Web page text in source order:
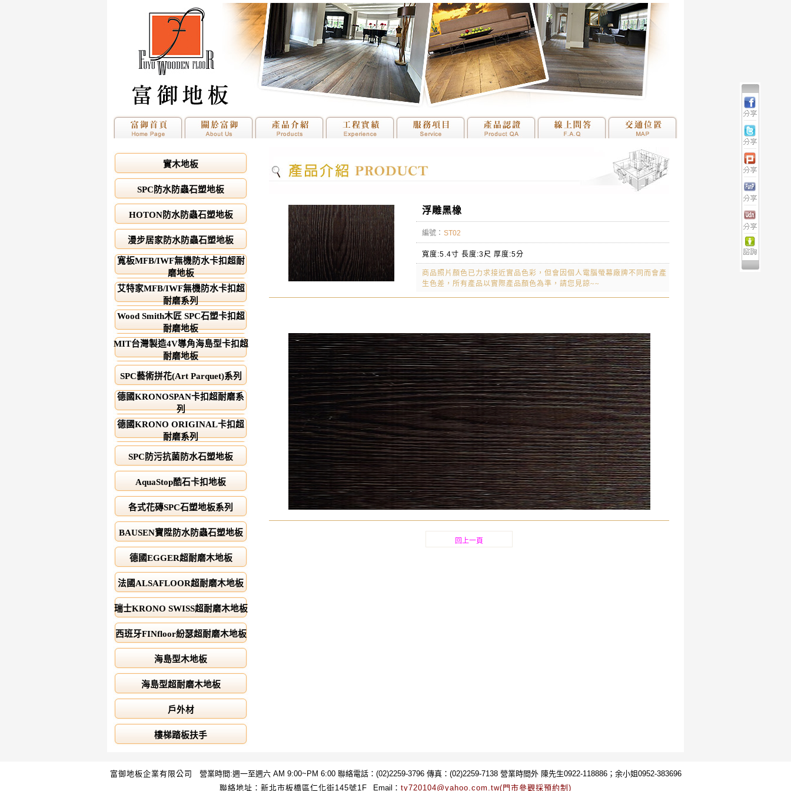
實木地板
SPC防水防蟲石塑地板
HOTON防水防蟲石塑地板
漫步居家防水防蟲石塑地板
寬板MFB/IWF無機防水卡扣超耐
磨地板
艾特家MFB/IWF無機防水卡扣超
耐磨系列
Wood Smith木匠 SPC石塑卡扣超
耐磨地板
MIT台灣製造4V導角海島型卡扣超
耐磨地板
SPC藝術拼花(Art Parquet)系列
德國KRONOSPAN卡扣超耐磨系
列
德國KRONO ORIGINAL卡扣超
耐磨系列
SPC防污抗菌防水石塑地板
AquaStop酷石卡扣地板
各式花磚SPC石塑地板系列
BAUSEN寶陞防水防蟲石塑地板
德國EGGER超耐磨木地板
法國ALSAFLOOR超耐磨木地板
瑞士KRONO SWISS超耐磨木地板
西班牙FINfloor紛瑟超耐磨木地板
海島型木地板
海島型超耐磨木地板
戶外材
樓梯踏板扶手
浮雕黑橡
編號 ： ST02
寬度:5.4寸 長度:3尺 厚度:5分
商品照片顏色已力求接近實品色彩，但會因個人電腦螢幕廠牌不同而會產
生色差，所有產品以實際產品顏色為準，請您見諒~~
回上一頁
富御地板企業有限公司
營業時間:週一至週六 AM 9:00~PM 6:00 聯絡電話：(02)2259-3796 傳真：(02)2259-7138 營業時間外 陳先生0922-118886；余小姐0952-383696
聯絡地址：新北市板橋區仁化街145號1F
Email ： ty720104@yahoo.com.tw(門市參觀採預約制)